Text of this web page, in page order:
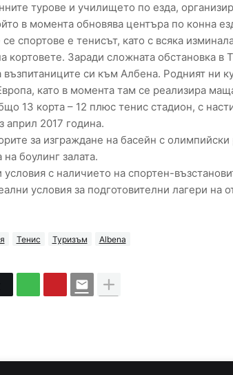
турове и училището по езда,
в момента обновява центъра по конна
спортове е тенисът, като с всяка
кортовете. Заради сложната обстановка в
възпитаниците си към Албена. Родният ни
като в момента там се реализира
13 корта – 12 плюс тенис стадион, с
април 2017 година.
за изграждане на басейн с олимпийски
боулинг залата.
условия с наличието на спортен-
условия за подготовителни лагери на
Тенис Туризъм Albena